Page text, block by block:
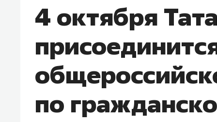
4 октября
по
правил, бизнес может
потерять минимум
Как бизнесу выйти на зарубежные
рынки, почему надо знать
чем интересен Оман?